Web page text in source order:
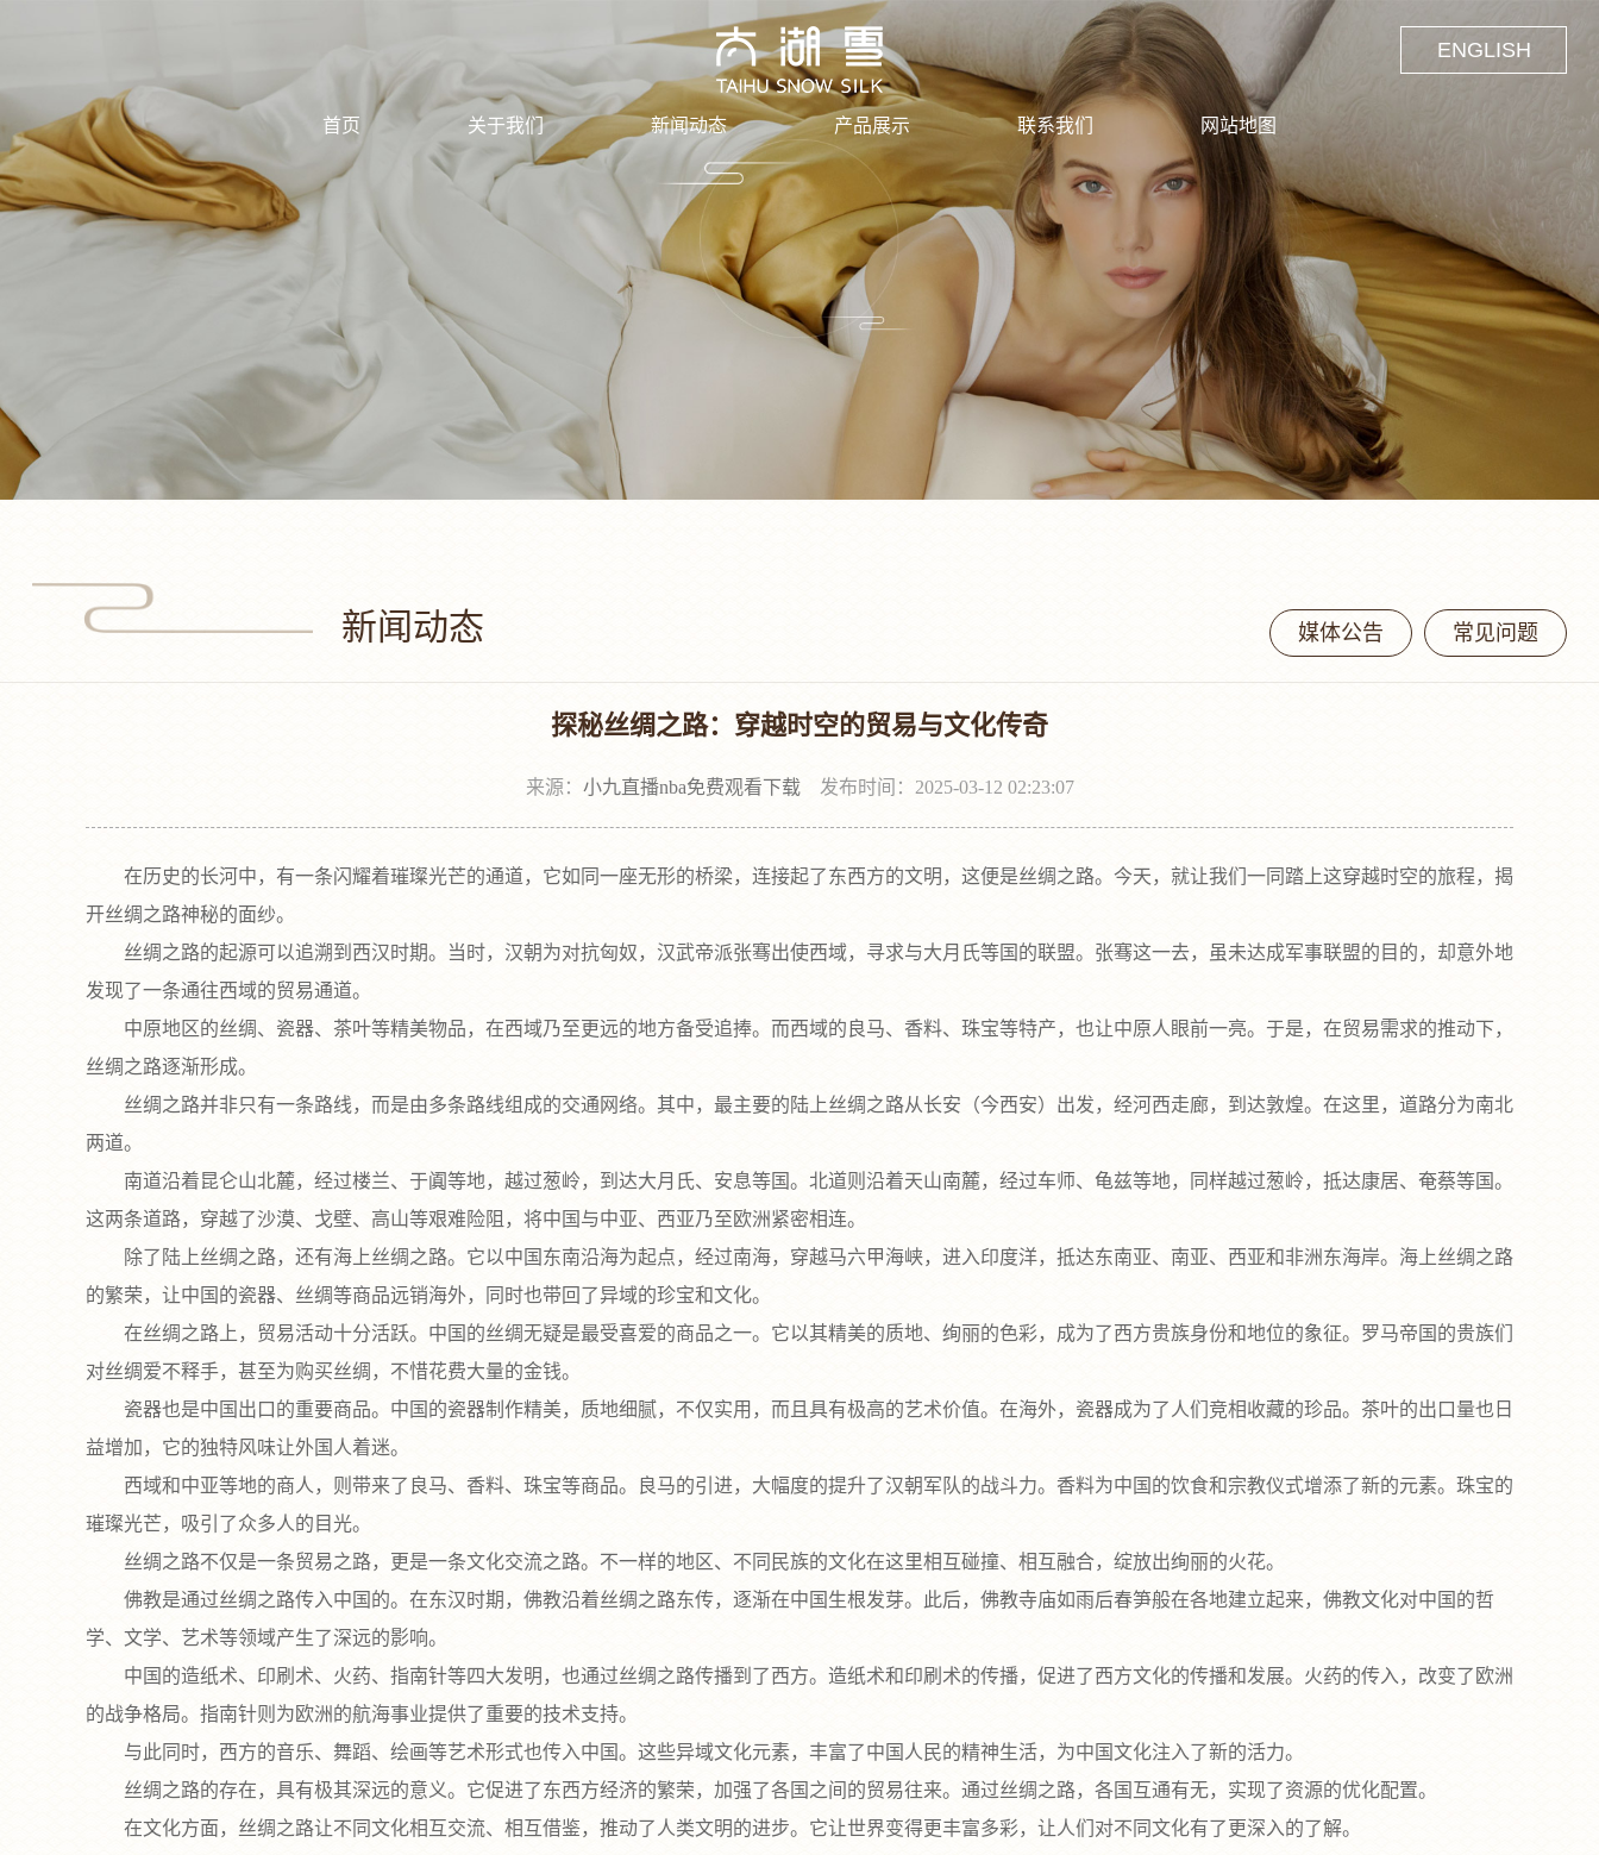
首页 关于我们 新闻动态 产品展示 联系我们 网站地图
ENGLISH
新闻动态 媒体公告 常见问题
探秘丝绸之路：穿越时空的贸易与文化传奇
来源： 小九直播nba免费观看下载发布时间：2025-03-12 02:23:07
在历史的长河中，有一条闪耀着璀璨光芒的通道，它如同一座无形的桥梁，连接起了东西方的文明，这便是丝绸之路。今天，就让我们一同踏上这穿越时空的旅程，揭
开丝绸之路神秘的面纱。
丝绸之路的起源可以追溯到西汉时期。当时，汉朝为对抗匈奴，汉武帝派张骞出使西域，寻求与大月氏等国的联盟。张骞这一去，虽未达成军事联盟的目的，却意外地
发现了一条通往西域的贸易通道。
中原地区的丝绸、瓷器、茶叶等精美物品，在西域乃至更远的地方备受追捧。而西域的良马、香料、珠宝等特产，也让中原人眼前一亮。于是，在贸易需求的推动下，
丝绸之路逐渐形成。
丝绸之路并非只有一条路线，而是由多条路线组成的交通网络。其中，最主要的陆上丝绸之路从长安（今西安）出发，经河西走廊，到达敦煌。在这里，道路分为南北
两道。
南道沿着昆仑山北麓，经过楼兰、于阗等地，越过葱岭，到达大月氏、安息等国。北道则沿着天山南麓，经过车师、龟兹等地，同样越过葱岭，抵达康居、奄蔡等国。
这两条道路，穿越了沙漠、戈壁、高山等艰难险阻，将中国与中亚、西亚乃至欧洲紧密相连。
除了陆上丝绸之路，还有海上丝绸之路。它以中国东南沿海为起点，经过南海，穿越马六甲海峡，进入印度洋，抵达东南亚、南亚、西亚和非洲东海岸。海上丝绸之路
的繁荣，让中国的瓷器、丝绸等商品远销海外，同时也带回了异域的珍宝和文化。
在丝绸之路上，贸易活动十分活跃。中国的丝绸无疑是最受喜爱的商品之一。它以其精美的质地、绚丽的色彩，成为了西方贵族身份和地位的象征。罗马帝国的贵族们
对丝绸爱不释手，甚至为购买丝绸，不惜花费大量的金钱。
瓷器也是中国出口的重要商品。中国的瓷器制作精美，质地细腻，不仅实用，而且具有极高的艺术价值。在海外，瓷器成为了人们竞相收藏的珍品。茶叶的出口量也日
益增加，它的独特风味让外国人着迷。
西域和中亚等地的商人，则带来了良马、香料、珠宝等商品。良马的引进，大幅度的提升了汉朝军队的战斗力。香料为中国的饮食和宗教仪式增添了新的元素。珠宝的
璀璨光芒，吸引了众多人的目光。
丝绸之路不仅是一条贸易之路，更是一条文化交流之路。不一样的地区、不同民族的文化在这里相互碰撞、相互融合，绽放出绚丽的火花。
佛教是通过丝绸之路传入中国的。在东汉时期，佛教沿着丝绸之路东传，逐渐在中国生根发芽。此后，佛教寺庙如雨后春笋般在各地建立起来，佛教文化对中国的哲
学、文学、艺术等领域产生了深远的影响。
中国的造纸术、印刷术、火药、指南针等四大发明，也通过丝绸之路传播到了西方。造纸术和印刷术的传播，促进了西方文化的传播和发展。火药的传入，改变了欧洲
的战争格局。指南针则为欧洲的航海事业提供了重要的技术支持。
与此同时，西方的音乐、舞蹈、绘画等艺术形式也传入中国。这些异域文化元素，丰富了中国人民的精神生活，为中国文化注入了新的活力。
丝绸之路的存在，具有极其深远的意义。它促进了东西方经济的繁荣，加强了各国之间的贸易往来。通过丝绸之路，各国互通有无，实现了资源的优化配置。
在文化方面，丝绸之路让不同文化相互交流、相互借鉴，推动了人类文明的进步。它让世界变得更丰富多彩，让人们对不同文化有了更深入的了解。